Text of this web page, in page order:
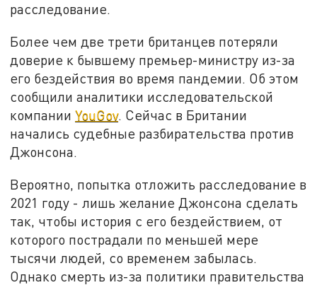
расследование.
Более чем две трети британцев потеряли
доверие к бывшему премьер-министру из-за
его бездействия во время пандемии. Об этом
сообщили аналитики исследовательской
компанииYouGov. Сейчас в Британии
начались судебные разбирательства против
Джонсона.
Вероятно, попытка отложить расследование в
2021 году - лишь желание Джонсона сделать
так, чтобы история с его бездействием, от
которого пострадали по меньшей мере
тысячи людей, со временем забылась.
Однако смерть из-за политики правительства